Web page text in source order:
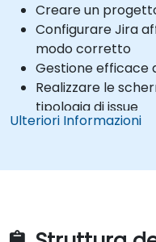
Creare un
Configurare Jira
modo corretto
Gestione efficace
Realizzare le
tipologia di issue
Creare e
Ulteriori Informazioni